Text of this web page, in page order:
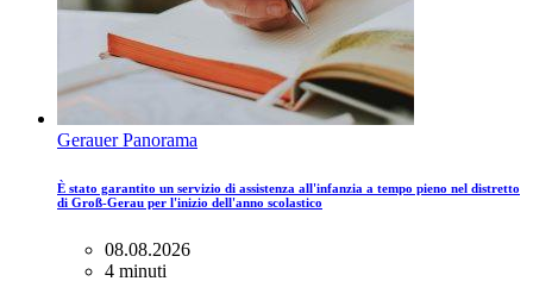
Gerauer Panorama
È stato garantito un servizio di assistenza all'infanzia a tempo pieno nel distretto
di Groß-Gerau per l'inizio dell'anno scolastico
08.08.2026
4 minuti